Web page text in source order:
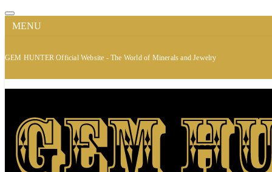
MENU
GEM HUNTER Official Website - The World of Minerals and Jewelry